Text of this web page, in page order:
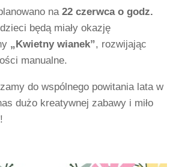
na 22 czerwca o godz.
będą miały okazję
„Kwietny wianek”, rozwijając
manualne.
do wspólnego powitania lata w
dużo kreatywnej zabawy i miło